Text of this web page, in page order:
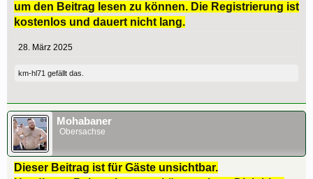
um den Beitrag lesen zu können. Die Registrierung ist
kostenlos und dauert nicht lang.
28. März 2025
km-hl71 gefällt das.
Mohabaner
Obersachse
Dieser Beitrag ist für Gäste unsichtbar.